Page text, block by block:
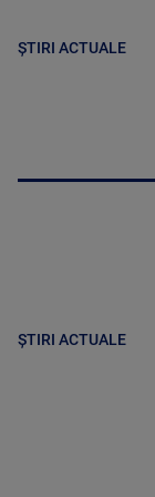
ȘTIRI ACTUALE
ȘTIRI ACTUALE